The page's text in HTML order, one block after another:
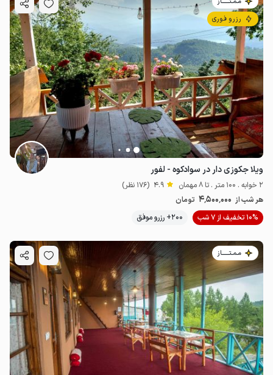
2.5میلیون ت 4.9
رزرو فوری
ویلا جکوزی دار در سوادکوه - لفور
2 خوابه . 100 متر . تا 8 مهمان 4.9 (176 نظر)
هر شب از 4٬500٬000 تومان
10% تخفیف از 7 شب
200+ رزرو موفق
مـمـتــــــاز